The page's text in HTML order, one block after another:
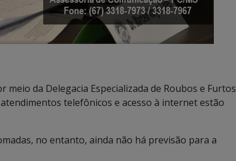
meio da Delegacia Especializada de Roubos e Furtos
telefônicos e acesso à internet estão
no entanto, ainda não há previsão para a